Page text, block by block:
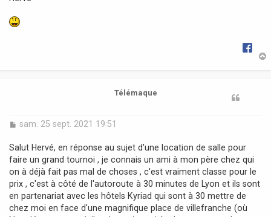
Télémaque
M
s
s
a
g
e
sam. 25 sept. 2021 19:51
Salut Hervé, en réponse au sujet d'une location de salle pour
faire un grand tournoi , je connais un ami à mon père chez qui
on à déjà fait pas mal de choses , c'est vraiment classe pour le
prix , c'est à côté de l'autoroute à 30 minutes de Lyon et ils sont
en partenariat avec les hôtels Kyriad qui sont à 30 mettre de
chez moi en face d'une magnifique place de villefranche (où